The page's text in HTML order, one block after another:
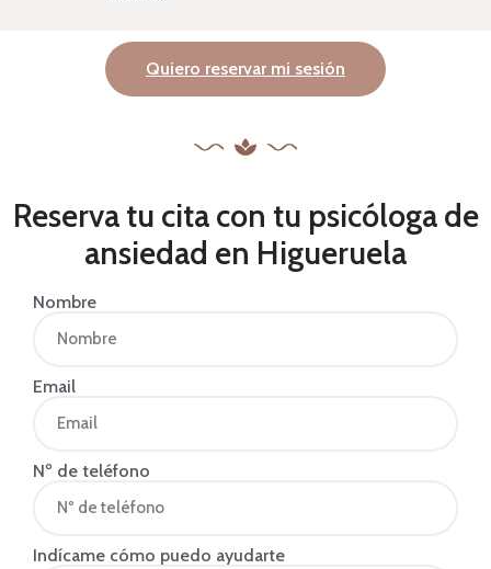
Quiero reservar mi sesión
Reserva tu cita con tu psicóloga de
ansiedad en Higueruela
Nombre
Email
Nº de teléfono
Indícame cómo puedo ayudarte